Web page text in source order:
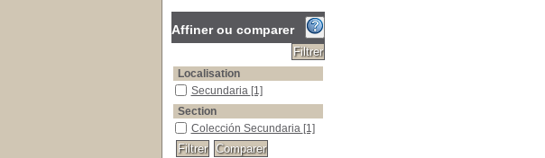
Affiner ou comparer
Localisation
Secundaria [1]
Section
Colección Secundaria [1]